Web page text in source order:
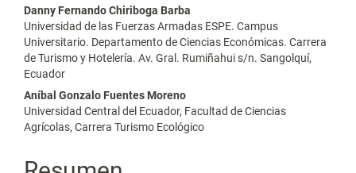
Danny Fernando Chiriboga Barba
Universidad de las Fuerzas Armadas ESPE. Campus
Universitario. Departamento de Ciencias Económicas. Carrera
de Turismo y Hotelería. Av. Gral. Rumiñahui s/n. Sangolquí,
Ecuador
Aníbal Gonzalo Fuentes Moreno
Universidad Central del Ecuador, Facultad de Ciencias
Agrícolas, Carrera Turismo Ecológico